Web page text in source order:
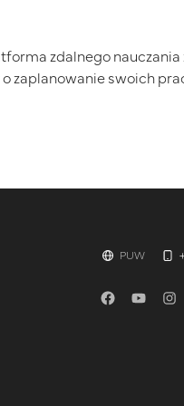
zdalnego nauczania
zaplanowanie swoich
PUW